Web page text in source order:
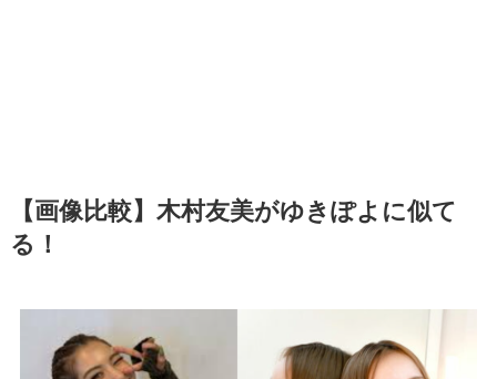
【画像比較】木村友美がゆきぽよに似て
る！